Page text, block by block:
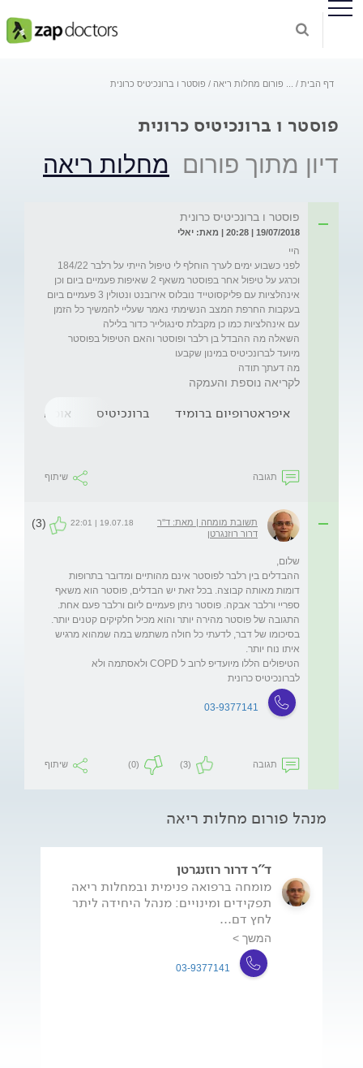
דף הבית פורום מחלות ריאה פוסטר ו ברונכיטיס כרונית
פוסטר ו ברונכיטיס כרונית
דיון מתוך פורום מחלות ריאה
פוסטר ו ברונכיטיס כרונית
19/07/2018 | 20:28 | מאת: יאלי
וכרגע על טיפול אחר בפוסטר משאף 2 שאיפות פעמיים ביום וכן
אינהלציות עם פליקסוטייד נובלוס אירובנט ונטולין 3 פעמיים ביום
בעקבות החרפת המצב הנשימתי נאמר שעליי להמשיך כל הזמן
השאלה מה ההבדל בן רלבר ופוסטר והאם הטיפול בפוסטר
מה דעתך תודה
לקריאה נוספת והעמקה
איפראטרופיום ברומיד ברונכיטיס אומגה 3
תגובה שיתוף
תשובת מומחה | מאת: ד''ר
דרור רוזנגרטן
19.07.18 | 22:01
(3)
ההבדלים בין רלבר לפוסטר אינם מהותיים ומדובר בתרופות
דומות מאותה קבוצה. בכל זאת יש הבדלים, פוסטר הוא משאף
ספריי ורלבר אבקה. פוסטר ניתן פעמיים ליום ורלבר פעם אחת.
התגובה של פוסטר מהירה יותר והוא מכיל חלקיקים קטנים יותר.
בסיכומו של דבר, לדעתי כל חולה משתמש במה שמהוא מרגיש
הטיפולים הללו מיועדיפ לרוב ל COPD ולאסתמה ולא
לברונכיטיס כרונית
03-9377141
תגובה (3)
(0) שיתוף
מנהל פורום מחלות ריאה
ד''ר דרור רוזנגרטן
מומחה ברפואה פנימית ובמחלות ריאה
תפקידים ומינויים: מנהל היחידה ליתר
לחץ דם...
המשך >
03-9377141